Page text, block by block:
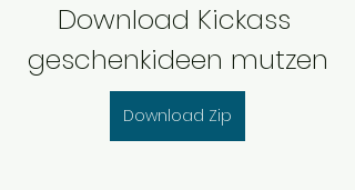
Download Kickass
geschenkideen mutzen
Download Zip